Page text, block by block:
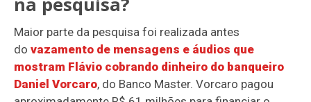
Maior parte da pesquisa foi realizada antes
dovazamento de mensagens e áudios que
mostram Flávio cobrando dinheiro do banqueiro
Daniel Vorcaro, do Banco Master. Vorcaro pagou